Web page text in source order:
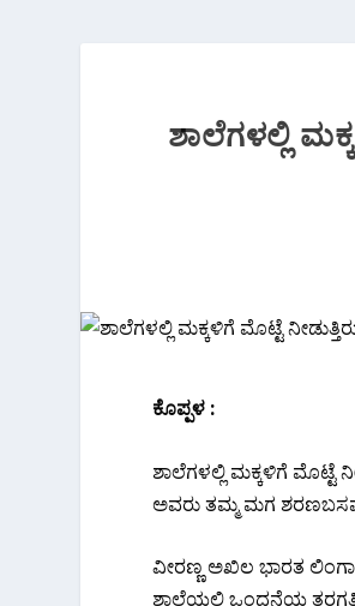
ಶಾಲೆಗಳಲ್ಲಿ
ಕೊಪ್ಪಳ :
ಶಾಲೆಗಳಲ್ಲಿ ಮಕ್ಕಳಿಗೆ
ಅವರು ತಮ್ಮ ಮಗ
ವೀರಣ್ಣ ಅಖಿಲ ಭಾರತ
ಶಾಲೆಯಲ್ಲಿ ಒಂದನೆಯ ತರಗತಿ